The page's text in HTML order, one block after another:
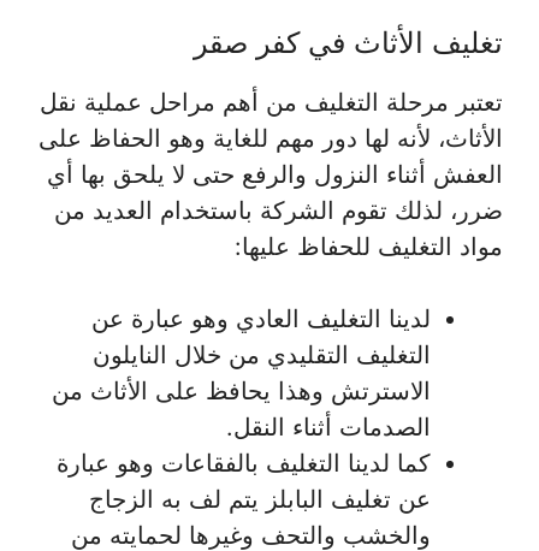
تغليف الأثاث في كفر صقر
تعتبر مرحلة التغليف من أهم مراحل عملية نقل
الأثاث، لأنه لها دور مهم للغاية وهو الحفاظ على
العفش أثناء النزول والرفع حتى لا يلحق بها أي
ضرر، لذلك تقوم الشركة باستخدام العديد من
مواد التغليف للحفاظ عليها:
لدينا التغليف العادي وهو عبارة عن
التغليف التقليدي من خلال النايلون
الاسترتش وهذا يحافظ على الأثاث من
الصدمات أثناء النقل.
كما لدينا التغليف بالفقاعات وهو عبارة
عن تغليف البابلز يتم لف به الزجاج
والخشب والتحف وغيرها لحمايته من